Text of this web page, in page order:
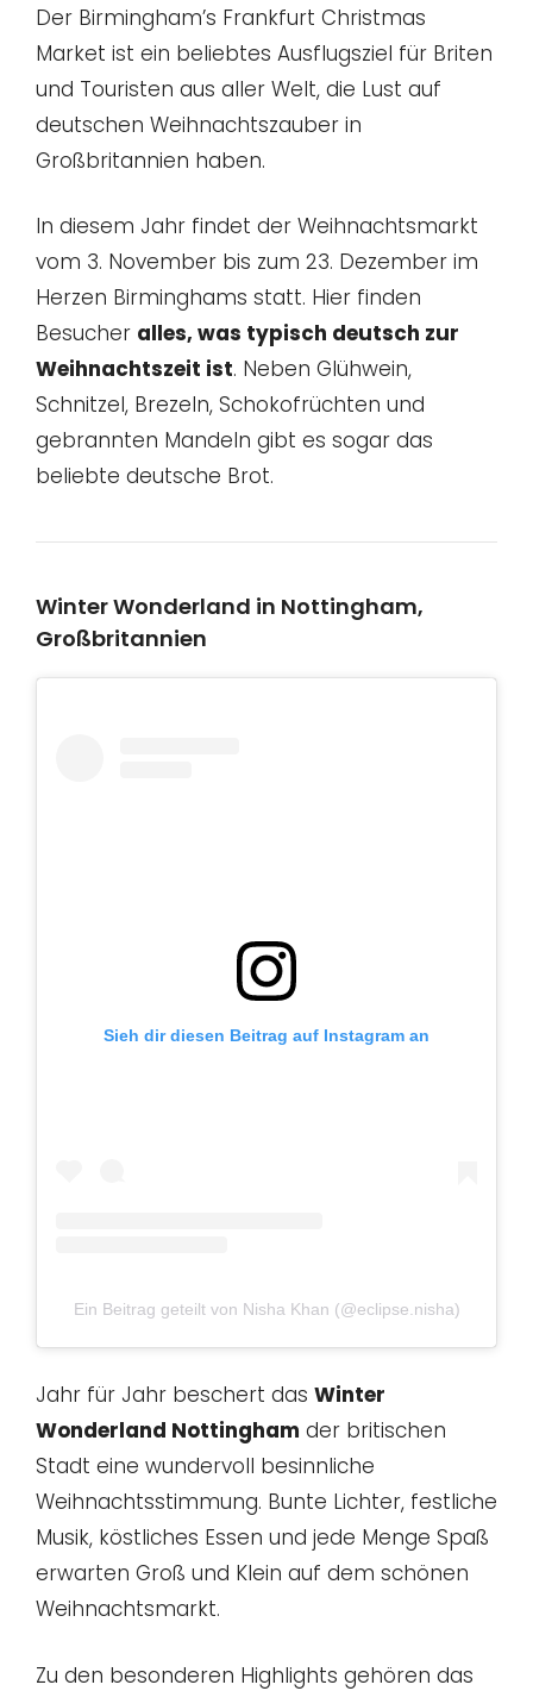
Der Birmingham’s Frankfurt Christmas
Market ist ein beliebtes Ausflugsziel für Briten
und Touristen aus aller Welt, die Lust auf
deutschen Weihnachtszauber in
Großbritannien haben.
In diesem Jahr findet der Weihnachtsmarkt
vom 3. November bis zum 23. Dezember im
Herzen Birminghams statt. Hier finden
Besucher alles, was typisch deutsch zur
Weihnachtszeit ist. Neben Glühwein,
Schnitzel, Brezeln, Schokofrüchten und
gebrannten Mandeln gibt es sogar das
beliebte deutsche Brot.
Winter Wonderland in Nottingham,
Großbritannien
Sieh dir diesen Beitrag auf Instagram an
Ein Beitrag geteilt von Nisha Khan (@eclipse.nisha)
Jahr für Jahr beschert das Winter
Wonderland Nottingham der britischen
Stadt eine wundervoll besinnliche
Weihnachtsstimmung. Bunte Lichter, festliche
Musik, köstliches Essen und jede Menge Spaß
erwarten Groß und Klein auf dem schönen
Weihnachtsmarkt.
Zu den besonderen Highlights gehören das